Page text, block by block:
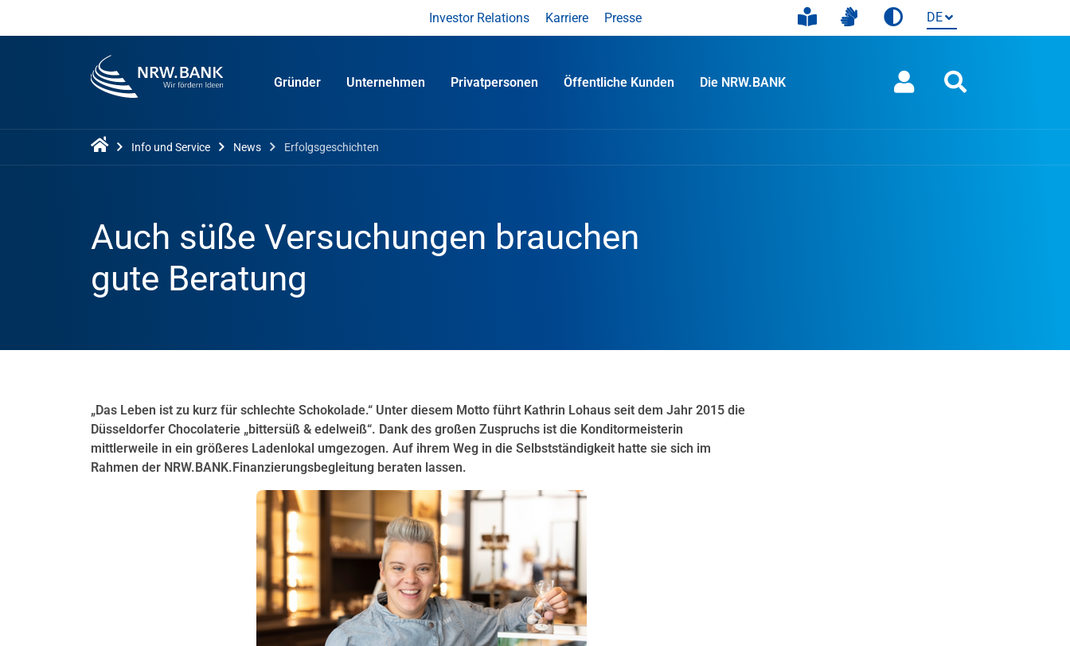
Investor Relations Karriere Presse
Gründer Unternehmen Privatpersonen Öffentliche Kunden Die NRW.BANK
Info und Service News Erfolgsgeschichten
Auch süße Versuchungen brauchen
gute Beratung
„Das Leben ist zu kurz für schlechte Schokolade.“ Unter diesem Motto führt Kathrin Lohaus seit dem Jahr 2015 die
Düsseldorfer Chocolaterie „bittersüß & edelweiß“. Dank des großen Zuspruchs ist die Konditormeisterin
mittlerweile in ein größeres Ladenlokal umgezogen. Auf ihrem Weg in die Selbstständigkeit hatte sie sich im
Rahmen der NRW.BANK.Finanzierungsbegleitung beraten lassen.